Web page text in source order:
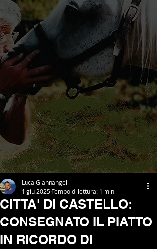
CITTA' DI CASTELLO:
CONSEGNATO IL PIATTO
IN RICORDO DI
Luca Giannangeli
1 giu 2025Tempo di lettura: 1 min